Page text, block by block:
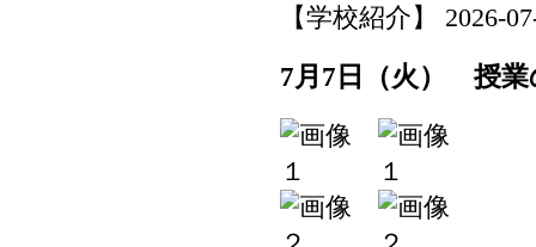
【学校紹介】 2026-
7月7日（火） 授業